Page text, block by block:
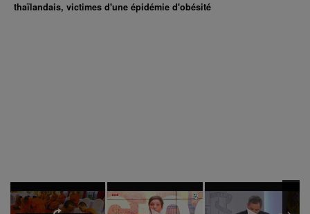
thaïlandais, victimes d'une épidémie d'obésité